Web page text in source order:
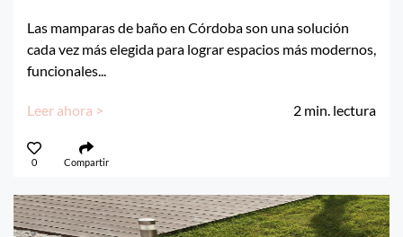
Las mamparas de baño en Córdoba son una solución
cada vez más elegida para lograr espacios más modernos,
funcionales...
Leer ahora > 2 min. lectura
0 Compartir